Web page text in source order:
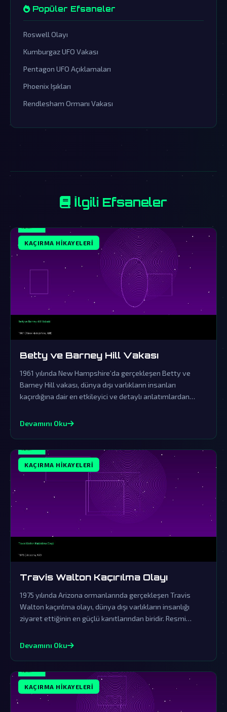
Popüler Efsaneler
Roswell Olayı
Kumburgaz UFO Vakası
Pentagon UFO Açıklamaları
Phoenix Işıkları
Rendlesham Ormanı Vakası
İlgili Efsaneler
KAÇIRMA HIKAYELERI
Betty ve Barney Hill Vakası
1961 yılında New Hampshire’da gerçekleşen Betty ve
Barney Hill vakası, dünya dışı varlıkların insanları
kaçırdığına dair en etkileyici ve detaylı anlatımlardan
durarak, bu olayın ardındaki gerçekler gizemini korumaya
Devamını Oku
KAÇIRMA HIKAYELERI
Travis Walton Kaçırılma Olayı
1975 yılında Arizona ormanlarında gerçekleşen Travis
Walton kaçırılma olayı, dünya dışı varlıkların insanlığı
ziyaret ettiğinin en güçlü kanıtlarından biridir. Resmi
gizlemek için yapılmıştır.
Devamını Oku
KAÇIRMA HIKAYELERI